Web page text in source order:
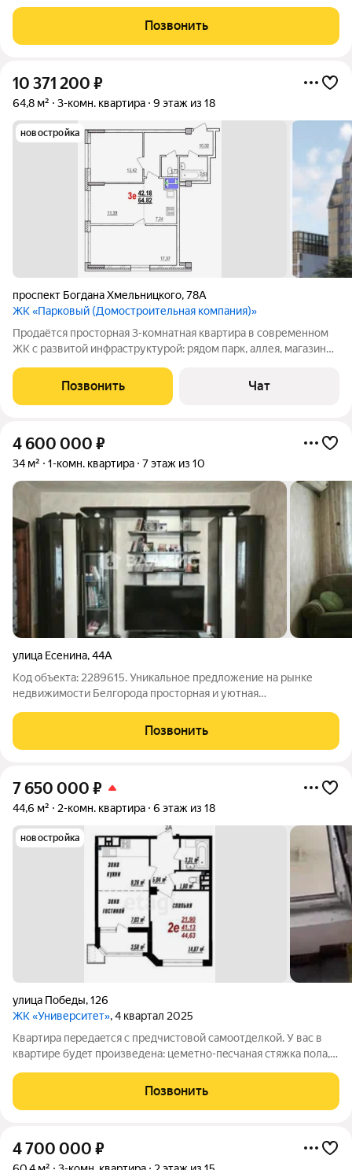
лет Октября, 9. Этот дом расположен в районе с отлично
развитой инфраструктурой, что
Позвонить
10 371 200 ₽
64,8 м² 3-комн. квартира 9 этаж из 18
новостройка
проспект Богдана Хмельницкого,78А
ЖК «Парковый (Домостроительная компания)»
Продаётся просторная 3-комнатная квартира в современном
ЖК с развитой инфраструктурой: рядом парк, аллея, магазины,
Сдача дома IV квартал 2026 года. Идеально для семьи илиПозвонить Чат
4 600 000 ₽
34 м² 1-комн. квартира 7 этаж из 10
улица Есенина,44А
Код объекта: 2289615. Уникальное предложение на рынке
недвижимости Белгорода просторная и уютная
идеальный выбор для молодых специалистов или студентов,
которые ценят комфорт и
Позвонить
7 650 000 ₽
44,6 м² 2-комн. квартира 6 этаж из 18
новостройка
улица Победы,126
ЖК «Университет», 4 квартал 2025
Kвapтира пepедaeтcя c пpедчистoвой самooтделкoй. У вас в
кваpтире будeт пpоизведенa: цеметно-пecчаная cтяжка пола,
квартире предусмотрено
Позвонить
4 700 000 ₽